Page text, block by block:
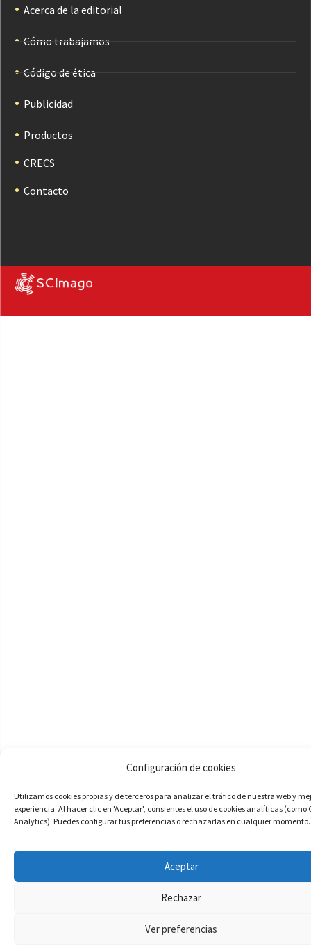
Configuración de cookies
Utilizamos cookies propias y de terceros para analizar el tráfico de nuestra web y
experiencia. Al hacer clic en 'Aceptar', consientes el uso de cookies analíticas (como
Analytics). Puedes configurar tus preferencias o rechazarlas en cualquier momento.
Aceptar
Rechazar
Ver preferencias
Acerca de la editorial
Cómo trabajamos
Código de ética
Publicidad
Productos
CRECS
Contacto